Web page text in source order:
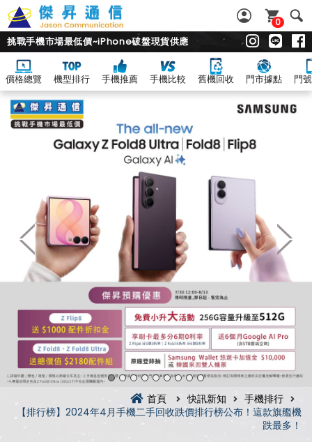
0
挑戰手機市場最低價~iPhone破盤現貨供應
價格總覽 機型排行 手機推薦 手機比較 舊機回收 門市據點 門
首頁 快訊新知
手機排行
【排行榜】2024年4月手機二手回收跌價排行榜公布！這款旗艦機
跌最多！